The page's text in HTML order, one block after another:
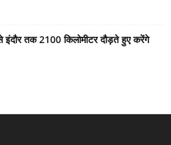
इंदौर तक 2100 किलोमीटर दौड़ते हुए करेंगे